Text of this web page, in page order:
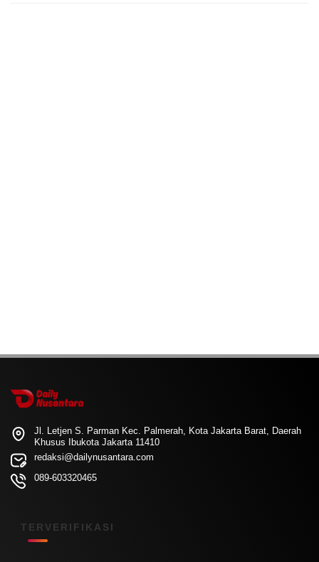
Jl. Letjen S. Parman Kec. Palmerah, Kota Jakarta Barat, Daerah
Khusus Ibukota Jakarta 11410
redaksi@dailynusantara.com
089-603320465
TERVERIFIKASI